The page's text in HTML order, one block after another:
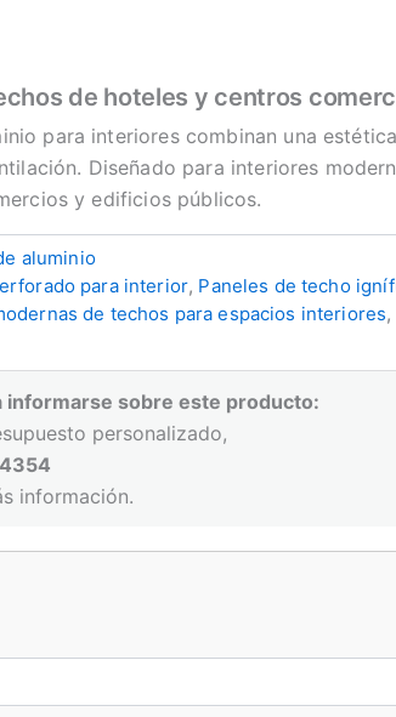
de hoteles y centros
para interiores combinan una
Diseñado para interiores
y edificios públicos.
aluminio
para interior, Paneles de techo
de techos para espacios interiores,
informarse sobre este producto:
personalizado,
información.